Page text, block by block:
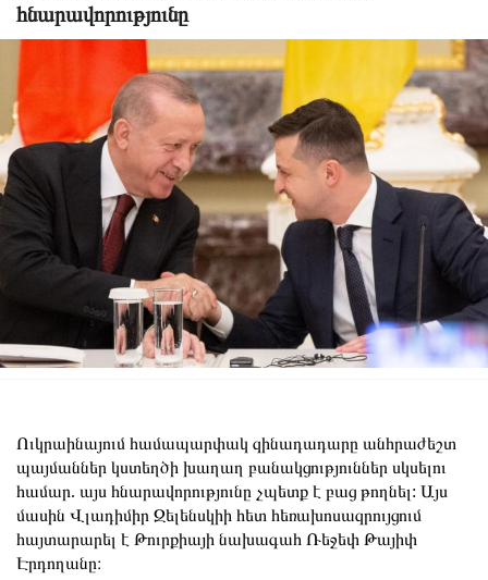
հնարավորությունը
Ուկրաինայում համապարփակ զինադադարը անհրաժեշտ
պայմաններ կստեղծի խաղաղ բանակցություններ սկսելու
համար. այս հնարավորությունը չպետք է բաց թողնել: Այս
մասին Վլադիմիր Զելենսկիի հետ հեռախոսազրույցում
հայտարարել է Թուրքիայի նախագահ Ռեջեփ Թայիփ
Էրդողանը։